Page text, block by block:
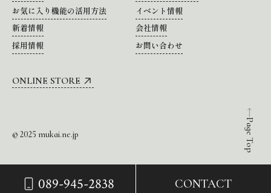
089-945-2838 CONTACT
Page Top
お気に入り機能の活用方法
イベント情報
新着情報
会社情報
採用情報
お問い合わせ
ONLINE STORE
© 2025 mukai.ne.jp